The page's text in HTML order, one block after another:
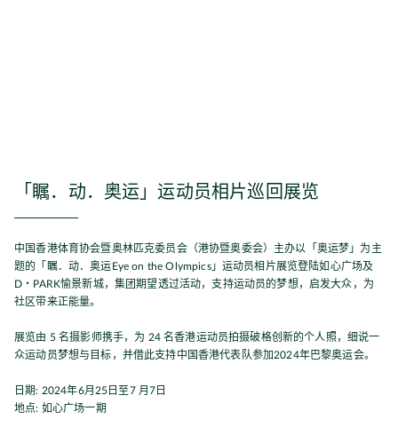
「瞩．动．奥运」运动员相片巡回展览
中国香港体育协会暨奥林匹克委员会（港协暨奥委会）主办以「奥运梦」为主
题的「瞩．动．奥运Eye on the Olympics」运动员相片展览登陆如心广场及
D・PARK愉景新城，集团期望透过活动，支持运动员的梦想，启发大众，为
社区带来正能量。
展览由 5 名摄影师携手，为 24 名香港运动员拍摄破格创新的个人照，细说一
众运动员梦想与目标，并借此支持中国香港代表队参加2024年巴黎奥运会。
日期: 2024年6月25日至7 月7日
地点: 如心广场一期